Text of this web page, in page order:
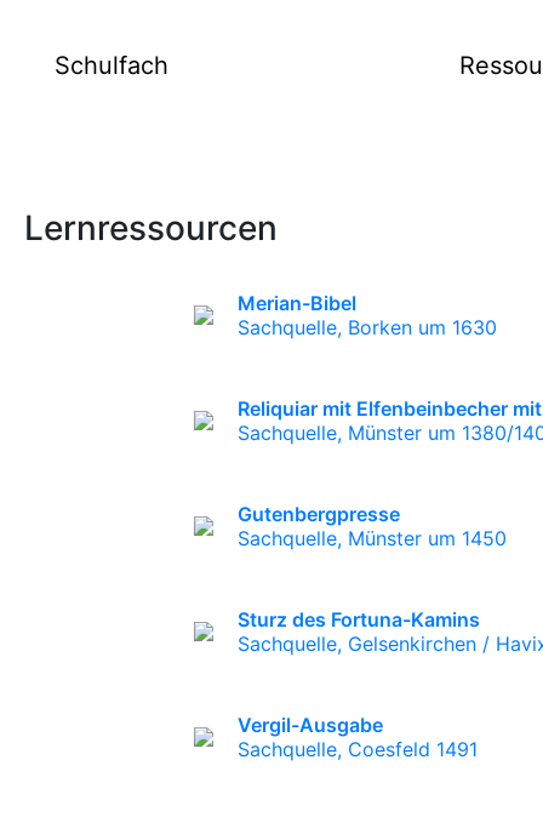
Lernressourcen
Merian-Bibel
Sachquelle, Borken um 1630
Reliquiar mit Elfenbeinbecher
Sachquelle, Münster um 1380/
Gutenbergpresse
Sachquelle, Münster um 1450
Sturz des Fortuna-Kamins
Sachquelle, Gelsenkirchen /
Vergil-Ausgabe
Sachquelle, Coesfeld 1491